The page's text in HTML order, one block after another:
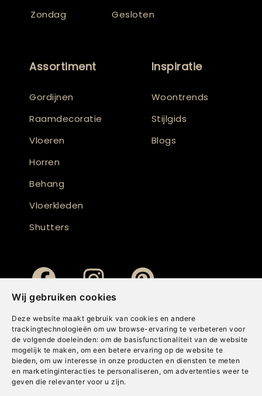
Wij gebruiken cookies
Deze website maakt gebruik van cookies en andere
trackingtechnologieën om uw browse-ervaring te verbeteren voor
de volgende doeleinden: om de basisfunctionaliteit van de website
mogelijk te maken , om een betere ervaring op de website te
bieden, om uw interesse in onze producten en diensten te meten
en marketinginteracties te personaliseren , om advertenties weer te
geven die relevanter voor u zijn.
Zondag
Gesloten
Assortiment
Gordijnen
Raamdecoratie
Vloeren
Horren
Behang
Vloerkleden
Shutters
Inspiratie
Woontrends
Stijlgids
Blogs